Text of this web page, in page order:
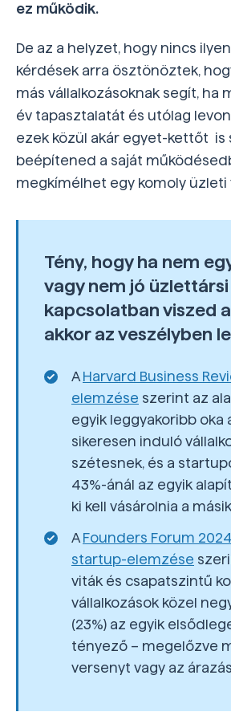
ez működik.
De az a helyzet, hogy nincs
kérdések arra ösztönöztek,
más vállalkozásoknak segít, ha
év tapasztalatát és utólag
ezek közül akár egyet-kettőt is
beépítened a saját
megkímélhet egy komoly üzleti
Tény, hogy ha nem
vagy nem jó üzlettársi
kapcsolatban viszed
akkor az veszélyben
A Harvard Business
elemzése szerint az
egyik leggyakoribb oka
sikeresen induló
szétesnek, és a
43%-ánál az egyik
ki kell vásárolnia a
A Founders Forum
startup-elemzése
viták és csapatszintű
vállalkozások közel
(23%) az egyik
tényező – megelőzve
versenyt vagy az